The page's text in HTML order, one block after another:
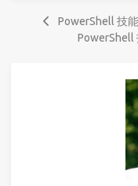
PowerShell 技
PowerShell